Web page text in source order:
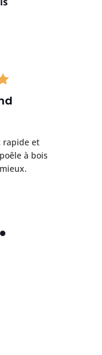
rapide et
à bois